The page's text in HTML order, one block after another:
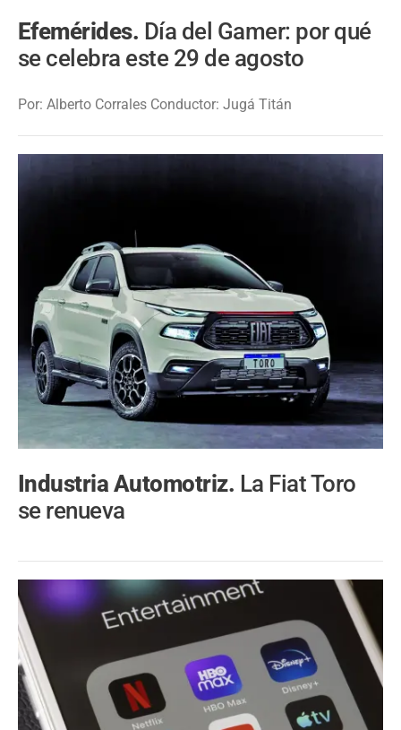
Efemérides. Día del Gamer: por qué
se celebra este 29 de agosto
Por: Alberto Corrales Conductor: Jugá Titán
Industria Automotriz. La Fiat Toro
se renueva